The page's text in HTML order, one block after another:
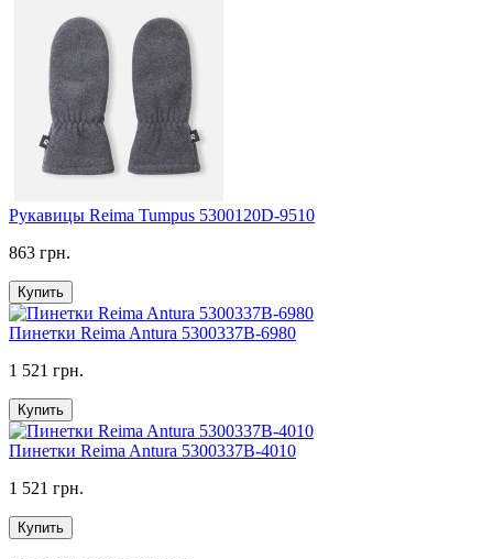
Рукавицы Reima Tumpus 5300120D-9510
863 грн.
Купить
Пинетки Reima Antura 5300337B-6980
1 521 грн.
Купить
Пинетки Reima Antura 5300337B-4010
1 521 грн.
Купить